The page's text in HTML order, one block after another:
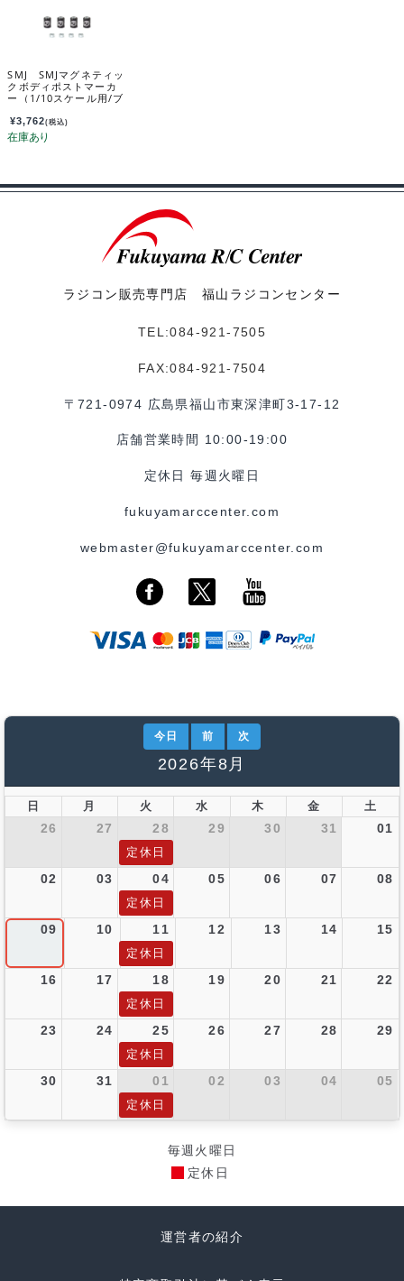
SMJ SMJマグネティッ
クボディポストマーカ
ー（1/10スケール用/ブ
¥3,762(税込)
ラジコン販売専門店 福山ラジコンセンター
TEL:084-921-7505
FAX:084-921-7504
〒721-0974 広島県福山市東深津町3-17-12
店舗営業時間 10:00-19:00
定休日 毎週火曜日
fukuyamarccenter.com
webmaster@fukuyamarccenter.com
今日 前 次
2026年8月
日 月 火 水 木 金 土
26 27 28 29 30 31 01
定休日
02 03 04 05 06 07 08
定休日
09 10 11 12 13 14 15
定休日
16 17 18 19 20 21 22
定休日
23 24 25 26 27 28 29
定休日
30 31 01 02 03 04 05
定休日
毎週火曜日
定休日
運営者の紹介